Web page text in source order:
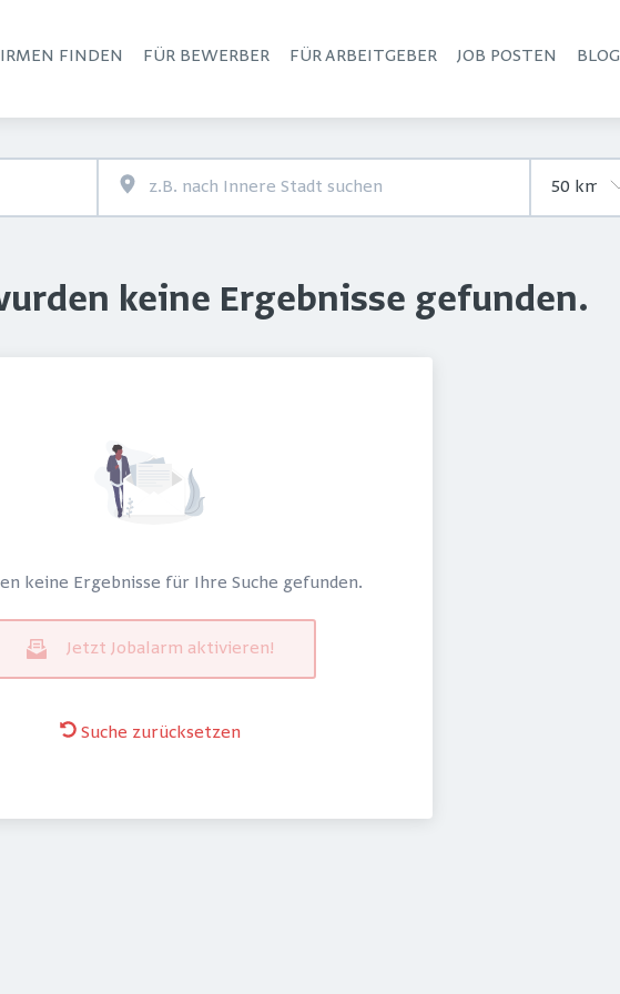
FINDEN FÜR BEWERBER FÜR ARBEITGEBER JOB POSTEN BLOG
keine Ergebnisse gefunden.
keine Ergebnisse für Ihre Suche gefunden.
Jetzt Jobalarm aktivieren!
Suche zurücksetzen